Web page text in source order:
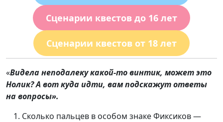
Сценарии квестов до 16 лет
Сценарии квестов от 18 лет
«Видела неподалеку какой-то винтик, может это
Нолик? А вот куда идти, вам подскажут ответы
на вопросы».
Сколько пальцев в особом знаке Фиксиков —